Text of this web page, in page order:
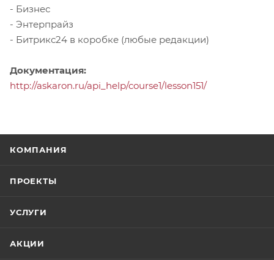
- Бизнес
- Энтерпрайз
- Битрикс24 в коробке (любые редакции)
Документация:
http://askaron.ru/api_help/course1/lesson151/
КОМПАНИЯ
ПРОЕКТЫ
УСЛУГИ
АКЦИИ